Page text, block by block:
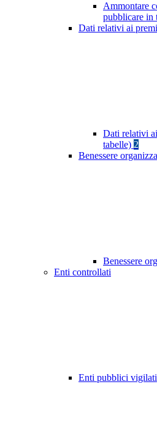
Ammontare
pubblicare in
Dati relativi ai premi
Dati relativi
tabelle) 2
Benessere
Benessere
Enti controllati
Enti pubblici vigilati